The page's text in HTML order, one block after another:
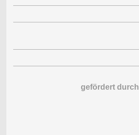
gefördert durch